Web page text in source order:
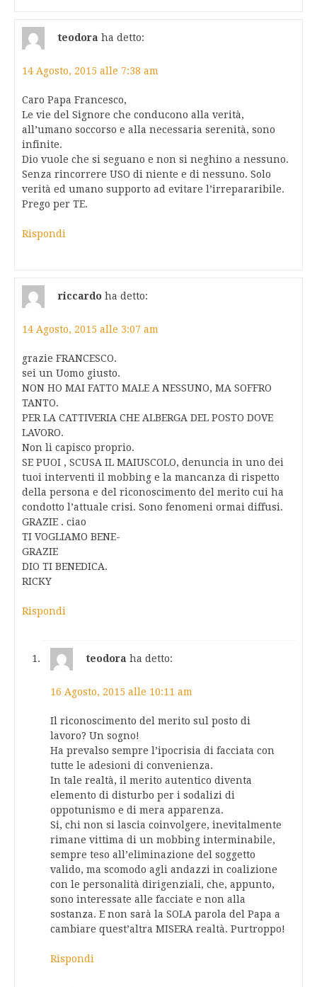
teodora ha detto:
14 Agosto, 2015 alle 7:38 am
Caro Papa Francesco,
Le vie del Signore che conducono alla verità,
all’umano soccorso e alla necessaria serenità, sono
infinite.
Dio vuole che si seguano e non si neghino a nessuno.
Senza rincorrere USO di niente e di nessuno. Solo
verità ed umano supporto ad evitare l’irrepararibile.
Prego per TE.
Rispondi
riccardo ha detto:
14 Agosto, 2015 alle 3:07 am
grazie FRANCESCO.
sei un Uomo giusto.
NON HO MAI FATTO MALE A NESSUNO, MA SOFFRO
TANTO.
PER LA CATTIVERIA CHE ALBERGA DEL POSTO DOVE
LAVORO.
Non li capisco proprio.
SE PUOI , SCUSA IL MAIUSCOLO, denuncia in uno dei
tuoi interventi il mobbing e la mancanza di rispetto
della persona e del riconoscimento del merito cui ha
condotto l’attuale crisi. Sono fenomeni ormai diffusi.
GRAZIE . ciao
TI VOGLIAMO BENE-
GRAZIE
DIO TI BENEDICA.
RICKY
Rispondi
teodora ha detto:
16 Agosto, 2015 alle 10:11 am
Il riconoscimento del merito sul posto di
lavoro? Un sogno!
Ha prevalso sempre l’ipocrisia di facciata con
tutte le adesioni di convenienza.
In tale realtà, il merito autentico diventa
elemento di disturbo per i sodalizi di
oppotunismo e di mera apparenza.
Si, chi non si lascia coinvolgere, inevitalmente
rimane vittima di un mobbing interminabile,
sempre teso all’eliminazione del soggetto
valido, ma scomodo agli andazzi in coalizione
con le personalità dirigenziali, che, appunto,
sono interessate alle facciate e non alla
sostanza. E non sarà la SOLA parola del Papa a
cambiare quest’altra MISERA realtà. Purtroppo!
Rispondi